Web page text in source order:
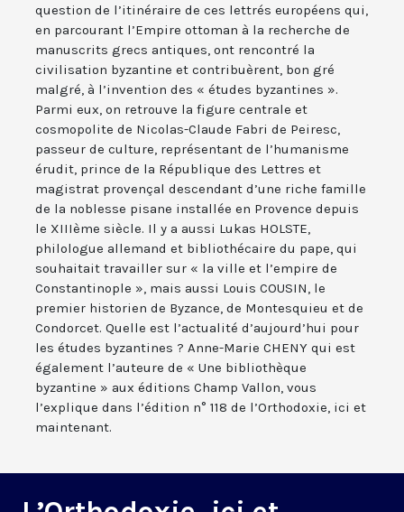
question de l’itinéraire de ces lettrés européens qui,
en parcourant l’Empire ottoman à la recherche de
manuscrits grecs antiques, ont rencontré la
civilisation byzantine et contribuèrent, bon gré
malgré, à l’invention des « études byzantines ».
Parmi eux, on retrouve la figure centrale et
cosmopolite de Nicolas-Claude Fabri de Peiresc,
passeur de culture, représentant de l’humanisme
érudit, prince de la République des Lettres et
magistrat provençal descendant d’une riche famille
de la noblesse pisane installée en Provence depuis
le XIIIème siècle. Il y a aussi Lukas HOLSTE,
philologue allemand et bibliothécaire du pape, qui
souhaitait travailler sur « la ville et l’empire de
Constantinople », mais aussi Louis COUSIN, le
premier historien de Byzance, de Montesquieu et de
Condorcet. Quelle est l’actualité d’aujourd’hui pour
les études byzantines ? Anne-Marie CHENY qui est
également l’auteure de « Une bibliothèque
byzantine » aux éditions Champ Vallon, vous
l’explique dans l’édition n° 118 de l’Orthodoxie, ici et
maintenant.